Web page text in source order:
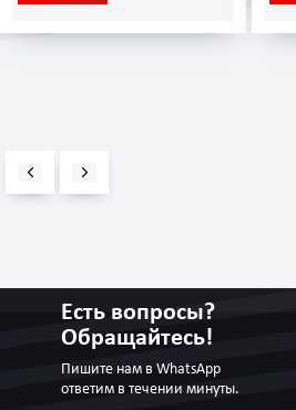
Есть вопросы?
Обращайтесь!
Пишите нам в WhatsApp
ответим в течении минуты.